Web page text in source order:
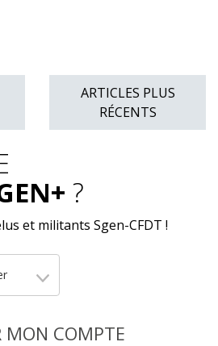
ARTICLES PLUS
RÉCENTS
?
et militants Sgen-CFDT !
MON COMPTE